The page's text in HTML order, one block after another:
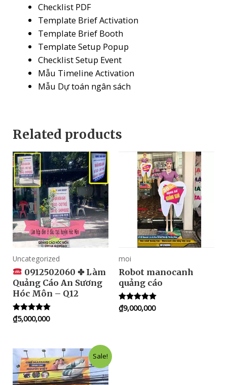
Checklist PDF
Template Brief Activation
Template Brief Booth
Template Setup Popup
Checklist Setup Event
Mẫu Timeline Activation
Mẫu Dự toán ngân sách
Related products
Uncategorized
0912502060 ✤ Làm
Quảng Cáo An Sương
Hóc Môn – Q12
Rated
5.00
₫5,000,000
moi
Robot manocanh
quảng cáo
Rated
5.00
₫9,000,000
Sale!